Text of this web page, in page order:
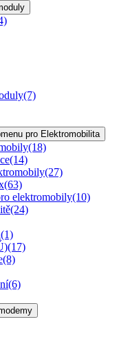
(7)
pro Elektromobilita
(18)
(14)
(27)
(63)
elektromobily(10)
(24)
(1)
(17)
(8)
(6)